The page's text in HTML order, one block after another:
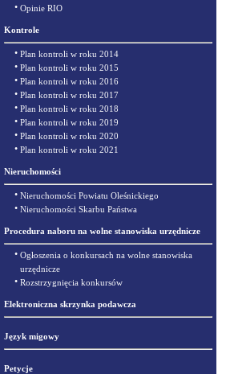
• Opinie RIO
Kontrole
• Plan kontroli w roku 2014
• Plan kontroli w roku 2015
• Plan kontroli w roku 2016
• Plan kontroli w roku 2017
• Plan kontroli w roku 2018
• Plan kontroli w roku 2019
• Plan kontroli w roku 2020
• Plan kontroli w roku 2021
Nieruchomości
• Nieruchomości Powiatu Oleśnickiego
• Nieruchomości Skarbu Państwa
Procedura naboru na wolne stanowiska urzędnicze
• Ogłoszenia o konkursach na wolne stanowiska
urzędnicze
• Rozstrzygnięcia konkursów
Elektroniczna skrzynka podawcza
Język migowy
Petycje